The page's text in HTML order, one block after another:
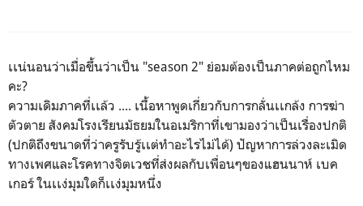
เเน่นอนว่าเมื่อขึ้นว่าเป็น "season 2" ย่อมต้องเป็นภาคต่อถูกไหม
คะ?
ความเดิมภาคที่เเล้ว .... เนื้อหาพูดเกี่ยวกับการกลั่นเเกล้ง การฆ่า
ตัวตาย สังคมโรงเรียนมัธยมในอเมริกาที่เขามองว่าเป็นเรื่องปกติ
(ปกติถึงขนาดที่ว่าครูรับรู้เเต่ทำอะไรไม่ได้) ปัญหาการล่วงละเมิด
ทางเพศและโรคทางจิตเวชที่ส่งผลกับเพื่อนๆของแฮนนาห์ เบค
เกอร์ ในเเง่มุมใดก็เเง่มุมหนึ่ง